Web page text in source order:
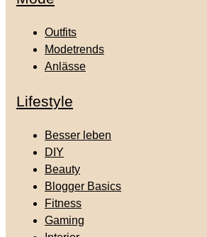
Outfits
Modetrends
Anlässe
Lifestyle
Besser leben
DIY
Beauty
Blogger Basics
Fitness
Gaming